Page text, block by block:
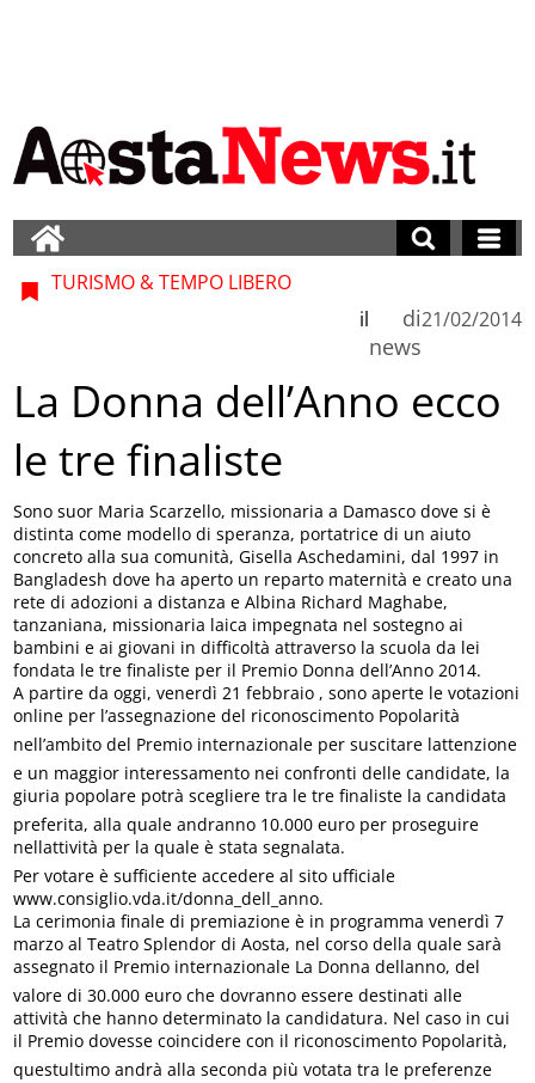
TURISMO & TEMPO LIBERO
di
news
il 21/02/2014
La Donna dell’Anno ecco
le tre finaliste
Sono suor Maria Scarzello, missionaria a Damasco dove si è
distinta come modello di speranza, portatrice di un aiuto
concreto alla sua comunità, Gisella Aschedamini, dal 1997 in
Bangladesh dove ha aperto un reparto maternità e creato una
rete di adozioni a distanza e Albina Richard Maghabe,
tanzaniana, missionaria laica impegnata nel sostegno ai
bambini e ai giovani in difficoltà attraverso la scuola da lei
fondata le tre finaliste per il Premio Donna dell’Anno 2014.
A partire da oggi, venerdì 21 febbraio , sono aperte le votazioni
online per l’assegnazione del riconoscimento Popolarità
nell’ambito del Premio internazionale per suscitare lattenzione
e un maggior interessamento nei confronti delle candidate, la
giuria popolare potrà scegliere tra le tre finaliste la candidata
preferita, alla quale andranno 10.000 euro per proseguire
nellattività per la quale è stata segnalata.
Per votare è sufficiente accedere al sito ufficiale
www.consiglio.vda.it/donna_dell_anno.
La cerimonia finale di premiazione è in programma venerdì 7
marzo al Teatro Splendor di Aosta, nel corso della quale sarà
assegnato il Premio internazionale La Donna dellanno, del
valore di 30.000 euro che dovranno essere destinati alle
attività che hanno determinato la candidatura. Nel caso in cui
il Premio dovesse coincidere con il riconoscimento Popolarità,
questultimo andrà alla seconda più votata tra le preferenze